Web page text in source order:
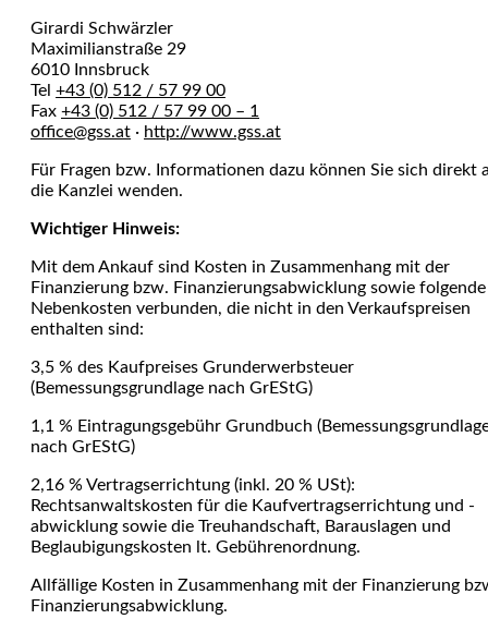
Girardi Schwärzler
Maximilianstraße 29
6010 Innsbruck
Tel +43 (0) 512 / 57 99 00
Fax +43 (0) 512 / 57 99 00 – 1
office@gss.at · http://www.gss.at
Für Fragen bzw. Informationen dazu können Sie sich direkt
die Kanzlei wenden.
Wichtiger Hinweis:
Mit dem Ankauf sind Kosten in Zusammenhang mit der
Finanzierung bzw. Finanzierungsabwicklung sowie folgende
Nebenkosten verbunden, die nicht in den Verkaufspreisen
enthalten sind:
3,5 % des Kaufpreises Grunderwerbsteuer
(Bemessungsgrundlage nach GrEStG)
1,1 % Eintragungsgebühr Grundbuch
nach GrEStG)
2,16 % Vertragserrichtung (inkl. 20 % USt):
Rechtsanwaltskosten für die Kaufvertragserrichtung und -
abwicklung sowie die Treuhandschaft, Barauslagen und
Beglaubi­gungskosten lt. Gebührenordnung.
Allfällige Kosten in Zusammenhang mit der Finanzierung
Finanzierungsabwicklung.